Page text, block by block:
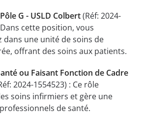
G - USLD Colbert(Réf: 2024-
cette position, vous
dans une unité de soins de
offrant des soins aux patients.
ou Faisant Fonction de Cadre
2024-1554523) : Ce rôle
soins infirmiers et gère une
de santé.